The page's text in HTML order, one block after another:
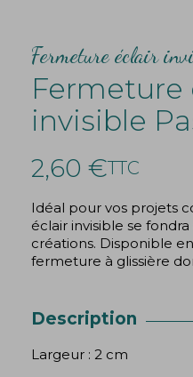
Fermeture éclair
Fermeture
invisible
2,60 €TTC
Idéal pour vos projets
éclair invisible se
créations. Disponible
fermeture à glissière
Description
Largeur : 2 cm